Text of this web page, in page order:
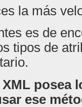
la más
es de
tipos de
posea
ese